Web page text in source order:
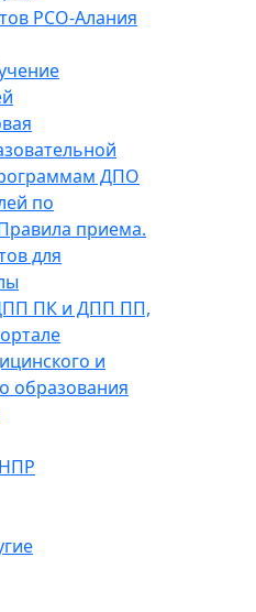
РСО-Алания
ДПО
по
приема.
для
ПК и ДПП ПП,
и
образования